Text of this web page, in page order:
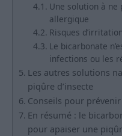
Une solution à
allergique
Risques
Le bicarbonate
infections ou les
Les autres solutions
piqûre d’insecte
Conseils pour
En résumé : le
pour apaiser une